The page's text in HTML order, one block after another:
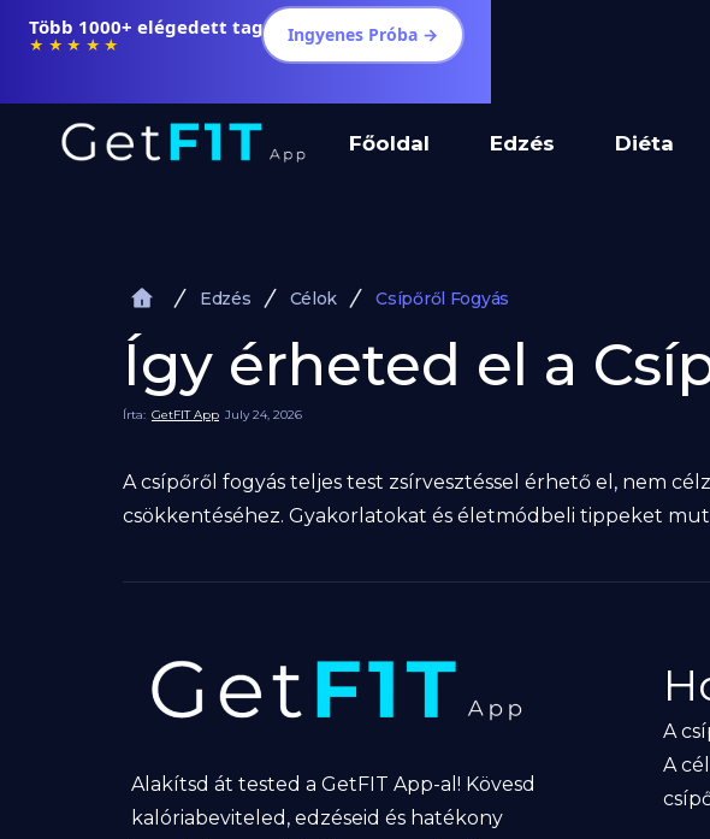
Főoldal Edzés Diéta
Több 1000+ elégedett tag
★★★★★ Ingyenes Próba →
Edzés Célok Csípőről Fogyás
Így érheted el a
Írta: GetFIT App July 24, 2026
A csípőről fogyás teljes test zsírvesztéssel érhető el, nem
csökkentéséhez. Gyakorlatokat és életmódbeli tippeket
Alakítsd át tested a GetFIT App-al! Kövesd
kalóriabeviteled, edzéseid és hatékony
A
A